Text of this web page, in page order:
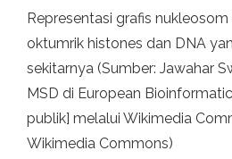
Representasi grafis
oktumrik histones dan DNA
sekitarnya (Sumber: Jawahar
MSD di European
publik] melalui Wikimedia
Wikimedia Commons)